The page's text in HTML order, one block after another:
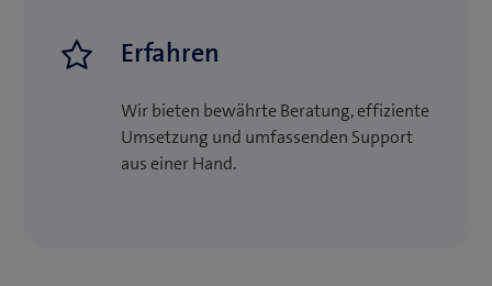
Erfahren
Wir bieten bewährte Beratung, effiziente
Umsetzung und umfassenden Support
aus einer Hand.